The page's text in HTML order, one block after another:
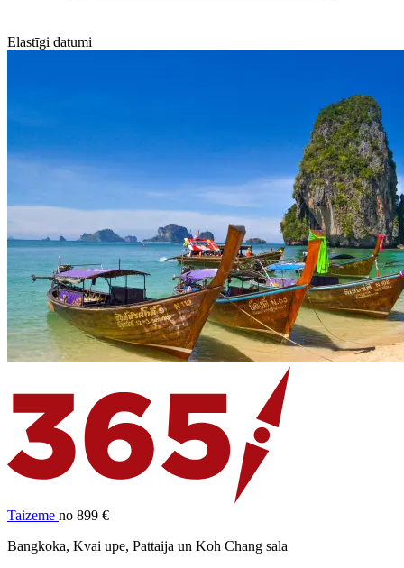
Elastīgi datumi
Taizeme no 899 €
Bangkoka, Kvai upe, Pattaija un Koh Chang sala